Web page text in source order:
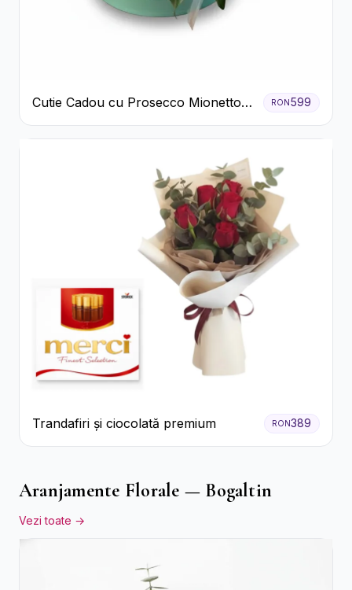
Cutie Cadou cu Prosecco Mionetto
Ferrero Rocher și Flori Pastelate
RON599
Trandafiri și ciocolată premium RON389
Aranjamente Florale — Bogaltin
Vezi toate →